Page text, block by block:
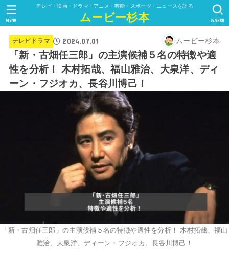
テレビ・映画・ドラマ・アニメ・芸能・スポーツ・ニュースを語る
ムービー杉本 SEARCH
MENU
テレビドラマ 2024.07.01 ムービー杉本
「新・古畑任三郎」の主演候補５名の特徴や適
性を分析！ 木村拓哉、福山雅治、大泉洋、ディ
ーン・フジオカ、長谷川博己！
「新・古畑任三郎」の主演候補５名の特徴や適性を分析！ 木村拓哉、福山
雅治、大泉洋、ディーン・フジオカ、長谷川博己！